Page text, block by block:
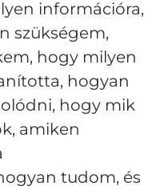
információra,
szükségem,
hogy milyen
hogyan
hogy mik
amiken
tudom, és